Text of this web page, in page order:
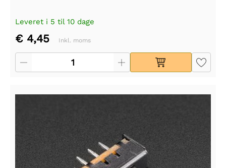
Leveret i 5 til 10 dage
€ 4,45 Inkl. moms